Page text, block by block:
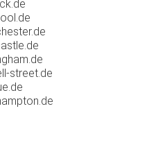
street.de